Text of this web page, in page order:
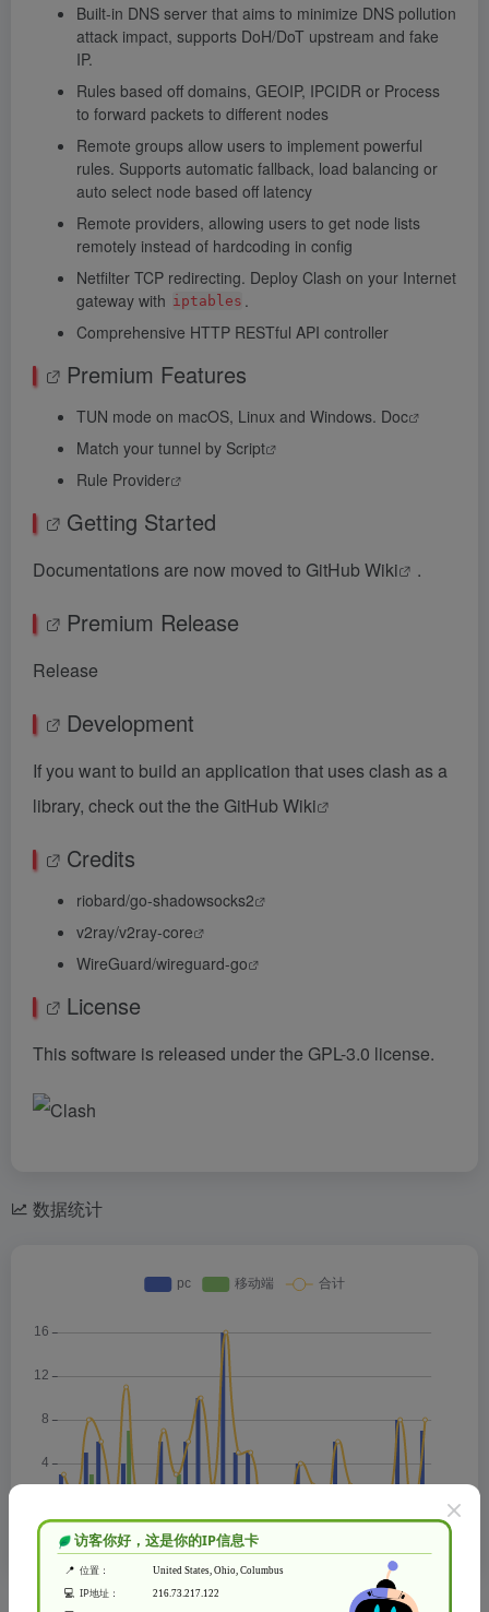
Built-in DNS server that aims to minimize DNS pollution
attack impact, supports DoH/DoT upstream and fake
IP.
Rules based off domains, GEOIP, IPCIDR or Process
to forward packets to different nodes
Remote groups allow users to implement powerful
rules. Supports automatic fallback, load balancing or
auto select node based off latency
Remote providers, allowing users to get node lists
remotely instead of hardcoding in config
Netfilter TCP redirecting. Deploy Clash on your Internet
gateway with iptables .
Comprehensive HTTP RESTful API controller
Premium Features
TUN mode on macOS, Linux and Windows. Doc
Match your tunnel by Script
Rule Provider
Getting Started
Documentations are now moved to GitHub Wiki .
Premium Release
Release
Development
If you want to build an application that uses clash as a
library, check out the the GitHub Wiki
Credits
riobard/go-shadowsocks2
v2ray/v2ray-core
WireGuard/wireguard-go
License
This software is released under the GPL-3.0 license.
数据统计